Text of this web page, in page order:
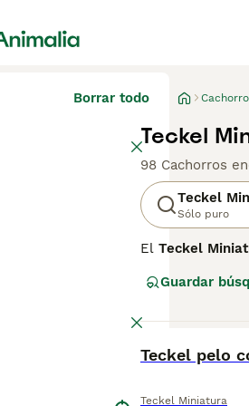
Borrar todo
Teckel
98 Cachorros
Teckel
Sólo puro
El Teckel
en
curioso y muy
evitar
además de
Guardar
Teckel pelo
Teckel Miniatura